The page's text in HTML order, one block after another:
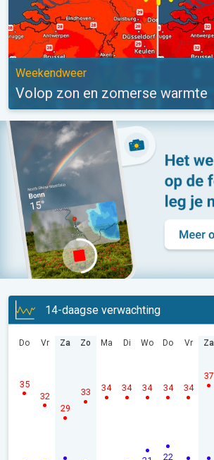
Weekendweer
Volop zon en zomerse warmte
14-daagse verwachting
Do
35
Vr
32
Za
29
Zo
33
Ma
34
Di
34
Wo
34
Do
22
34
Vr
34
Za
37